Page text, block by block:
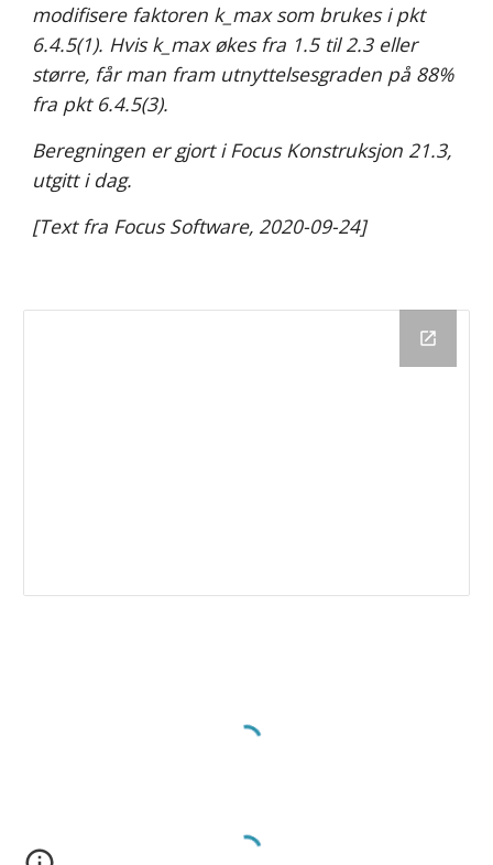
modifisere faktoren k_max som brukes i pkt
6.4.5(1). Hvis k_max økes fra 1.5 til 2.3 eller
større, får man fram utnyttelsesgraden på 88%
fra pkt 6.4.5(3).
Beregningen er gjort i Focus Konstruksjon 21.3,
utgitt i dag.
[Text fra Focus Software, 2020-09-24]